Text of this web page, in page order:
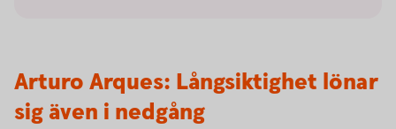
Arturo Arques: Långsiktighet lönar
sig även i nedgång